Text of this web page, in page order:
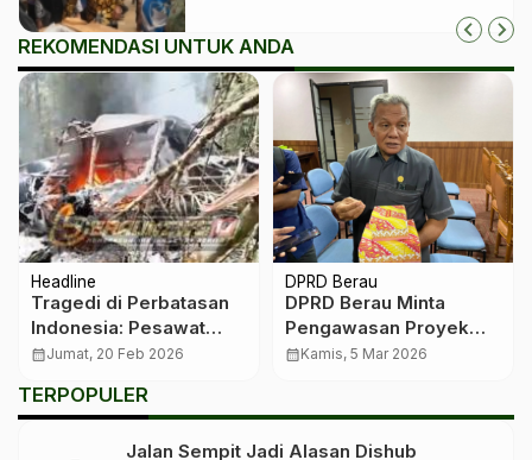
REKOMENDASI UNTUK ANDA
Headline
Tragedi di Perbatasan
Indonesia: Pesawat
Pengangkut BBM
Gugur
calendar_monthJumat, 20 Feb 2026
DPRD Berau
DPRD Berau Minta
Pengawasan Proyek
Infrastruktur Diperketat
calendar_monthKamis, 5 Mar 2026
TERPOPULER
Jalan Sempit Jadi Alasan Dishub